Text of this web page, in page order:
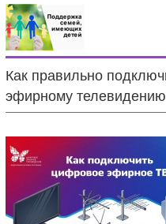
Как правильно
эфирному телевидению